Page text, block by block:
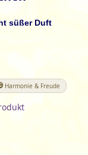
süßer Duft
Harmonie & Freude